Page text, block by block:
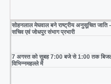
सोहनलाल मेघवाल बने राष्ट्रीय अनुसूचित
सचिव एवं जोधपुर संभाग प्रभारी
7 अगस्त को सुबह 7:00 बजे से 1:00 तक
विभिन्नमहल्ले में